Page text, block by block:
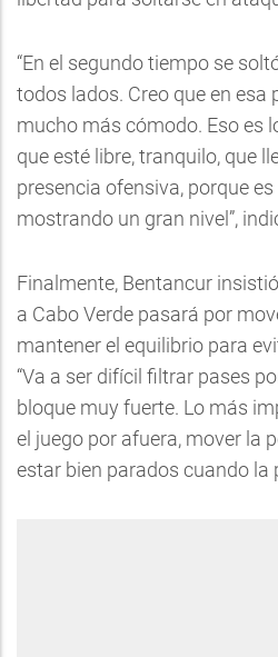
“En el segundo tiempo se
todos lados. Creo que en esa
mucho más cómodo. Eso es
que esté libre, tranquilo, que
presencia ofensiva, porque
mostrando un gran nivel”,
Finalmente, Bentancur
a Cabo Verde pasará por
mantener el equilibrio para
“Va a ser difícil filtrar pases
bloque muy fuerte. Lo más
el juego por afuera, mover la
estar bien parados cuando la